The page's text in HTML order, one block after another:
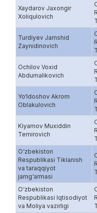
Xaydarov Jaxongir
Xoliqulovich
Turdiyev Jamshid
Zaynidinovich
Ochilov Voxid
Abdumalikovich
Yo‘ldoshov Akrom
Oblakulovich
Kiyamov Muxiddin
Temirovich
O‘zbekiston
Respublikasi Tiklanish
va taraqqiyot
jamg‘armasi
O‘zbekiston
Respublikasi Iqtisodiyot
va Moliya vazirligi